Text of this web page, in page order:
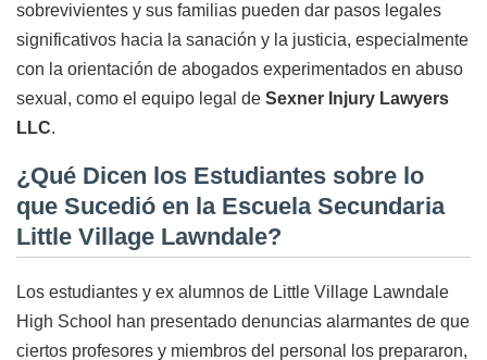
sobrevivientes y sus familias pueden dar pasos legales
significativos hacia la sanación y la justicia, especialmente
con la orientación de abogados experimentados en abuso
sexual, como el equipo legal de Sexner Injury Lawyers
LLC.
¿Qué Dicen los Estudiantes sobre lo
que Sucedió en la Escuela Secundaria
Little Village Lawndale?
Los estudiantes y ex alumnos de Little Village Lawndale
High School han presentado denuncias alarmantes de que
ciertos profesores y miembros del personal los prepararon,